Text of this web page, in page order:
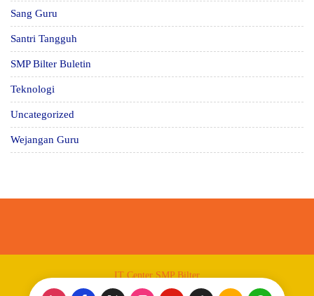
Sang Guru
Santri Tangguh
SMP Bilter Buletin
Teknologi
Uncategorized
Wejangan Guru
IT Center SMP Bilter